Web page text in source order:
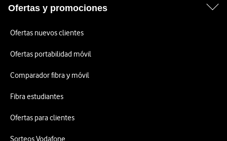
Ofertas y promociones
Ofertas nuevos clientes
Ofertas portabilidad móvil
Comparador fibra y móvil
Fibra estudiantes
Ofertas para clientes
Sorteos Vodafone